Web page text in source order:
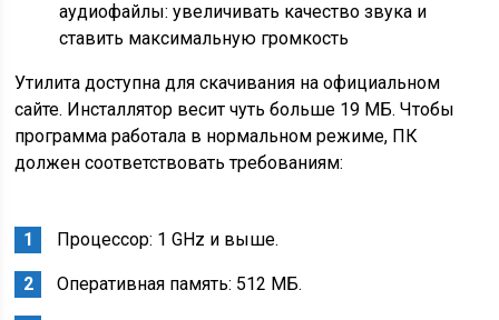
аудиофайлы: увеличивать качество звука и
ставить максимальную громкость
Утилита доступна для скачивания на официальном
сайте. Инсталлятор весит чуть больше 19 МБ. Чтобы
программа работала в нормальном режиме, ПК
должен соответствовать требованиям:
Процессор: 1 GHz и выше.
Оперативная память: 512 МБ.